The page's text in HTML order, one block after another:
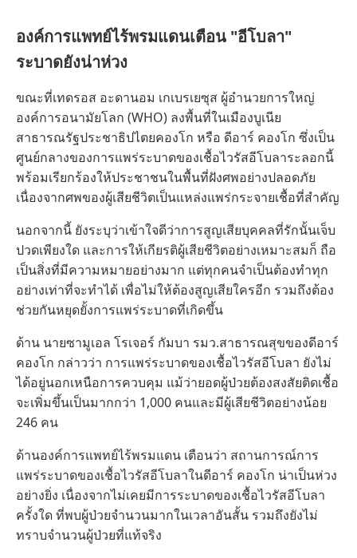
องค์การแพทย์ไร้พรมแดนเตือน "อีโบลา"
ระบาดยังน่าห่วง
ขณะที่เทดรอส อะดานอม เกเบรเยซุส ผู้อำนวยการใหญ่
องค์การอนามัยโลก (WHO) ลงพื้นที่ในเมืองบูเนีย
สาธารณรัฐประชาธิปไตยคองโก หรือ ดีอาร์ คองโก ซึ่งเป็น
ศูนย์กลางของการแพร่ระบาดของเชื้อไวรัสอีโบลาระลอกนี้
พร้อมเรียกร้องให้ประชาชนในพื้นที่ฝังศพอย่างปลอดภัย
เนื่องจากศพของผู้เสียชีวิตเป็นแหล่งแพร่กระจายเชื้อที่สำคัญ
นอกจากนี้ ยังระบุว่าเข้าใจดีว่าการสูญเสียบุคคลที่รักนั้นเจ็บ
ปวดเพียงใด และการให้เกียรติผู้เสียชีวิตอย่างเหมาะสมก็ ถือ
เป็นสิ่งที่มีความหมายอย่างมาก แต่ทุกคนจำเป็นต้องทำทุก
อย่างเท่าที่จะทำได้ เพื่อไม่ให้ต้องสูญเสียใครอีก รวมถึงต้อง
ช่วยกันหยุดยั้งการแพร่ระบาดที่เกิดขึ้น
ด้าน นายซามูเอล โรเจอร์ กัมบา รมว.สาธารณสุขของดีอาร์
คองโก กล่าวว่า การแพร่ระบาดของเชื้อไวรัสอีโบลา ยังไม่
ได้อยู่นอกเหนือการควบคุม แม้ว่ายอดผู้ป่วยต้องสงสัยติดเชื้อ
จะเพิ่มขึ้นเป็นมากกว่า 1,000 คนและมีผู้เสียชีวิตอย่างน้อย
246 คน
ด้านองค์การแพทย์ไร้พรมแดน เตือนว่า สถานการณ์การ
แพร่ระบาดของเชื้อไวรัสอีโบลาในดีอาร์ คองโก น่าเป็นห่วง
อย่างยิ่ง เนื่องจากไม่เคยมีการระบาดของเชื้อไวรัสอีโบลา
ครั้งใด ที่พบผู้ป่วยจำนวนมากในเวลาอันสั้น รวมถึงยังไม่
ทราบจำนวนผู้ป่วยที่แท้จริง